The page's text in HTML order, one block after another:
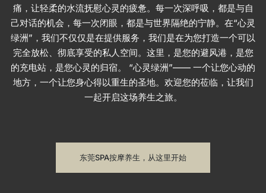
痛，让轻柔的水流抚慰心灵的疲惫。每一次深呼吸，都是与自
己对话的机会，每一次闭眼，都是与世界隔绝的宁静。在“心灵
绿洲”，我们不仅仅是在提供服务，我们是在为您打造一个可以
完全放松、彻底享受的私人空间。这里，是您的避风港，是您
的充电站，是您心灵的归宿。 “心灵绿洲”—— 一个让您心动的
地方，一个让您身心得以重生的圣地。欢迎您的莅临，让我们
一起开启这场养生之旅。
东莞SPA按摩养生，从这里开始